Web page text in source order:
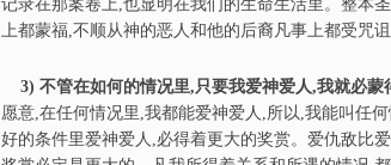
记录在那案卷上,也显明在我们的生命生活里。整本
上都蒙福,不顺从神的恶人和他的后裔凡事上都受咒诅
3) 不管在如何的情况里,只要我爱神爱人,我就必蒙
愿意,在任何情况里,我都能爱神爱人,所以,我能叫任
好的条件里爱神爱人,必得着更大的奖赏。爱仇敌比